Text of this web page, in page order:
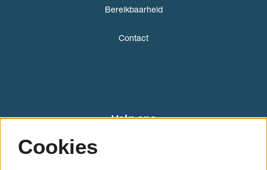
Bereikbaarheid
Contact
Volg ons
Cookies